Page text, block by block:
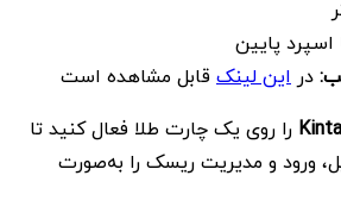
:دراین لینک قابل مشاهده است
را روی یک چارت طلا فعال کنید تا
ورود و مدیریت ریسک را به‌صورت